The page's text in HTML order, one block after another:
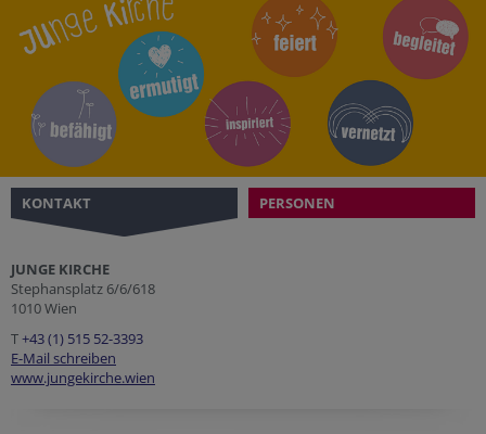
KONTAKT PERSONEN
JUNGE KIRCHE
Stephansplatz 6/6/618
1010 Wien
T+43 (1) 515 52-3393
E-Mail schreiben
www.jungekirche.wien